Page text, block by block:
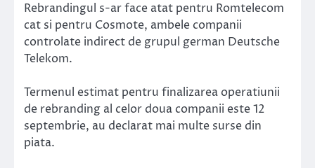
Rebrandingul s-ar face atat pentru Romtelecom
cat si pentru Cosmote, ambele companii
controlate indirect de grupul german Deutsche
Telekom.
Termenul estimat pentru finalizarea operatiunii
de rebranding al celor doua companii este 12
septembrie, au declarat mai multe surse din
piata.